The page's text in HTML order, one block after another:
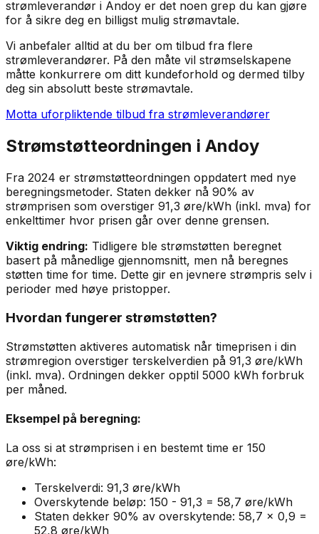
strømleverandør i Andoy er det noen grep du kan gjøre
for å sikre deg en billigst mulig strømavtale.
Vi anbefaler alltid at du ber om tilbud fra flere
strømleverandører. På den måte vil strømselskapene
måtte konkurrere om ditt kundeforhold og dermed tilby
deg sin absolutt beste strømavtale.
Motta uforpliktende tilbud fra strømleverandører
Strømstøtteordningen i Andoy
Fra 2024 er strømstøtteordningen oppdatert med nye
beregningsmetoder. Staten dekker nå 90% av
strømprisen som overstiger 91,3 øre/kWh (inkl. mva) for
enkelttimer hvor prisen går over denne grensen.
Viktig endring: Tidligere ble strømstøtten beregnet
basert på månedlige gjennomsnitt, men nå beregnes
støtten time for time. Dette gir en jevnere strømpris selv i
perioder med høye pristopper.
Hvordan fungerer strømstøtten?
Strømstøtten aktiveres automatisk når timeprisen i din
strømregion overstiger terskelverdien på 91,3 øre/kWh
(inkl. mva). Ordningen dekker opptil 5000 kWh forbruk
per måned.
Eksempel på beregning:
La oss si at strømprisen i en bestemt time er 150
øre/kWh:
Terskelverdi: 91,3 øre/kWh
Overskytende beløp: 150 - 91,3 = 58,7 øre/kWh
Staten dekker 90% av overskytende: 58,7 × 0,9 =
52,8 øre/kWh